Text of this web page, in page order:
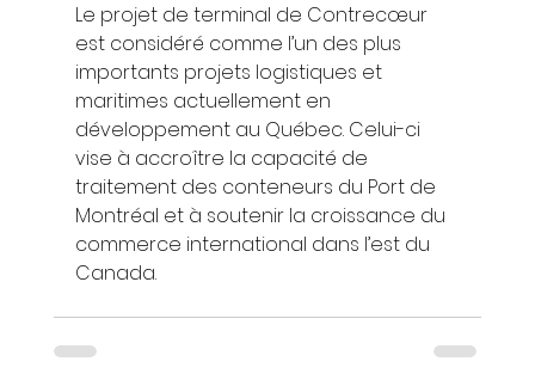
Le projet de terminal de Contrecœur
est considéré comme l’un des plus
importants projets logistiques et
maritimes actuellement en
développement au Québec. Celui-ci
vise à accroître la capacité de
traitement des conteneurs du Port de
Montréal et à soutenir la croissance du
commerce international dans l’est du
Canada.